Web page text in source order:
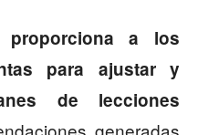
proporciona a los
para ajustar y
de lecciones
generadas